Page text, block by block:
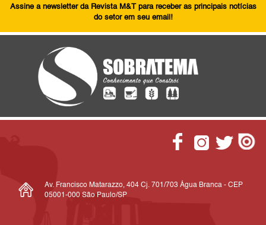
Assine a newsletter da Revista M&T para receber as principais notícias
do setor em seu email!
Av. Francisco Matarazzo, 404 Cj. 701/703 Água Branca - CEP
05001-000 São Paulo/SP